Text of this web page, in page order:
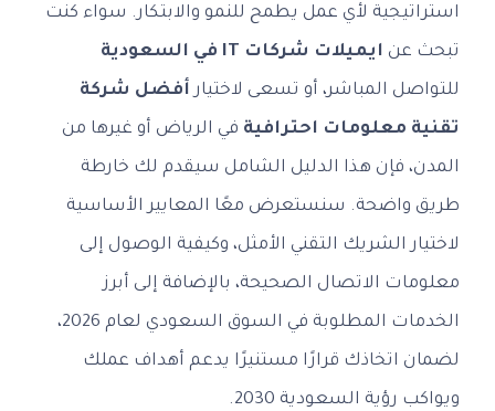
استراتيجية لأي عمل يطمح للنمو والابتكار. سواء كنت
تبحث عن ايميلات شركات IT في السعودية
للتواصل المباشر، أو تسعى لاختيارأفضل شركة
تقنية معلومات احترافية في الرياض أو غيرها من
المدن، فإن هذا الدليل الشامل سيقدم لك خارطة
طريق واضحة. سنستعرض معًا المعايير الأساسية
لاختيار الشريك التقني الأمثل، وكيفية الوصول إلى
معلومات الاتصال الصحيحة، بالإضافة إلى أبرز
الخدمات المطلوبة في السوق السعودي لعام 2026،
لضمان اتخاذك قرارًا مستنيرًا يدعم أهداف عملك
ويواكب رؤية السعودية 2030.